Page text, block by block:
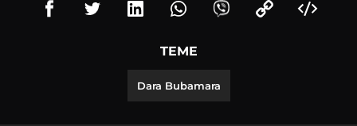
TEME
Dara Bubamara